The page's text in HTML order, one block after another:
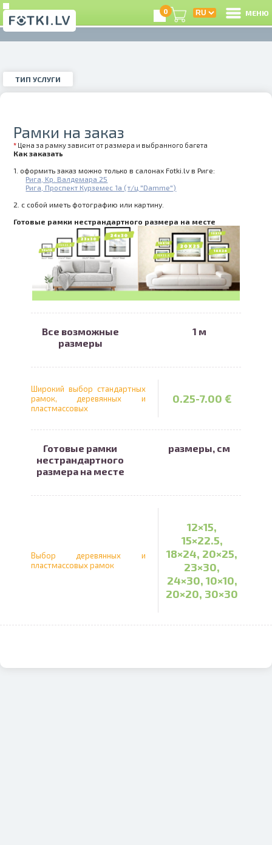
Различные форматы и виды
бумаги для ваших фотографий
Доставка по всей Латвии или
самовывоз
0 МЕНЮ
ТИП УСЛУГИ
фотографий
Instagram-фото
фото
Фото на документы
плёнок
Оцифровка видео
на заказ
Печать на кружке
на майке
Печать на пазле
Наволочка
ТИП УСЛУГИ
Рамки на заказ
* Цена за рамку зависит от размера и выбранного багета
Как заказать
1. оформить заказ можно только в салонах Fotki.lv в Риге:
Рига, Kр. Валдемара 25
Рига, Проспект Курземес 1а (т/ц "Damme")
2. с собой иметь фотографию или картину.
Готовые рамки нестрандартного размера на месте
Все возможные
размеры
1 м
Широкий выбор стандартных
рамок, деревянных и
пластмассовых
0.25-7.00 €
Готовые рамки
нестрандартного
размера на месте
размеры, см
Выбор деревянных и
пластмассовых рамок
12×15,
15×22.5,
18×24, 20×25,
23×30,
24×30, 10×10,
20×20, 30×30